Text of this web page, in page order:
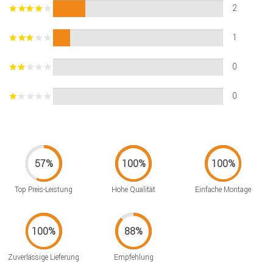
2
1
0
0
Top Preis-Leistung Hohe Qualität Einfache Montage
Zuverlässige Lieferung Empfehlung